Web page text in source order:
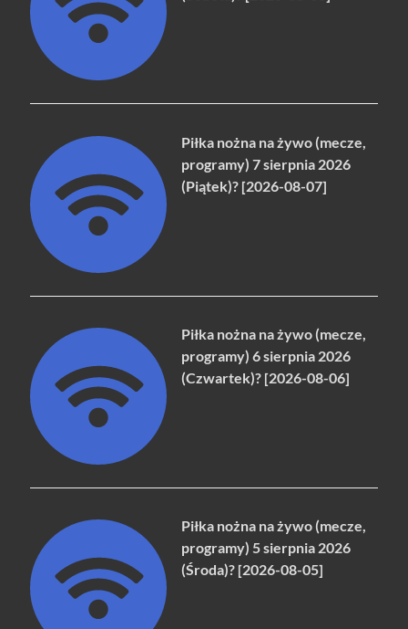
Piłka nożna na żywo (mecze,
programy) 7 sierpnia 2026
(Piątek)? [2026-08-07]
Piłka nożna na żywo (mecze,
programy) 6 sierpnia 2026
(Czwartek)? [2026-08-06]
Piłka nożna na żywo (mecze,
programy) 5 sierpnia 2026
(Środa)? [2026-08-05]